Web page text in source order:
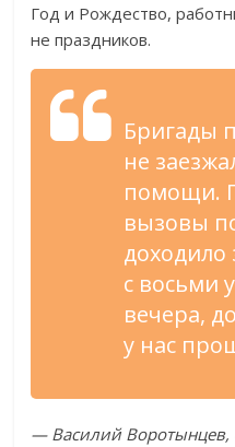
Год и Рождество,
не праздников.
Бригады
не
помощи.
вызовы
доходило
с восьми
вечера, до
у нас
— Василий